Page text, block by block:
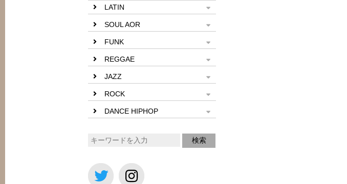
LATIN
SOUL AOR
FUNK
REGGAE
JAZZ
ROCK
DANCE HIPHOP